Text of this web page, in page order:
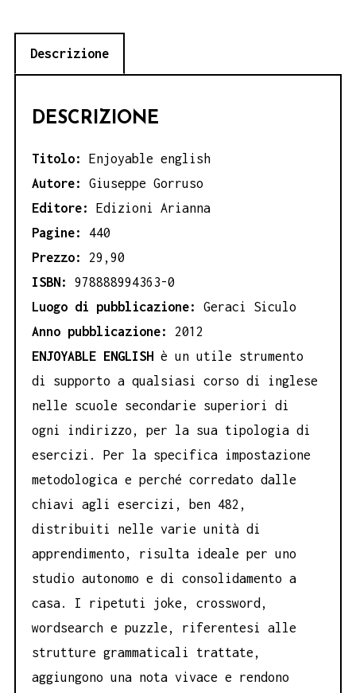
Descrizione
DESCRIZIONE
Titolo: Enjoyable english
Autore: Giuseppe Gorruso
Editore: Edizioni Arianna
Pagine: 440
Prezzo: 29,90
ISBN: 978888994363-0
Luogo di pubblicazione: Geraci Siculo
Anno pubblicazione: 2012
ENJOYABLE ENGLISH è un utile strumento
di supporto a qualsiasi corso di inglese
nelle scuole secondarie superiori di
ogni indirizzo, per la sua tipologia di
esercizi. Per la specifica impostazione
metodologica e perché corredato dalle
chiavi agli esercizi, ben 482,
distribuiti nelle varie unità di
apprendimento, risulta ideale per uno
studio autonomo e di consolidamento a
casa. I ripetuti joke, crossword,
wordsearch e puzzle, riferentesi alle
strutture grammaticali trattate,
aggiungono una nota vivace e rendono